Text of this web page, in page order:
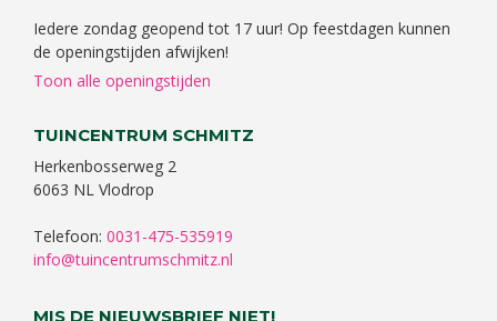
Iedere zondag geopend tot 17 uur! Op feestdagen kunnen
de openingstijden afwijken!
Toon alle openingstijden
TUINCENTRUM SCHMITZ
Herkenbosserweg 2
6063 NL Vlodrop
Telefoon: 0031-475-535919
info@tuincentrumschmitz.nl
MIS DE NIEUWSBRIEF NIET!